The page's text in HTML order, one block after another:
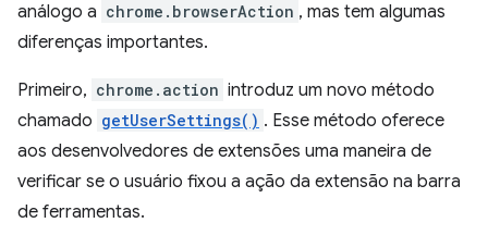
análogo a chrome.browserAction , mas tem algumas
diferenças importantes.
Primeiro, chrome.action introduz um novo método
chamado getUserSettings() . Esse método oferece
aos desenvolvedores de extensões uma maneira de
verificar se o usuário fixou a ação da extensão na barra
de ferramentas.